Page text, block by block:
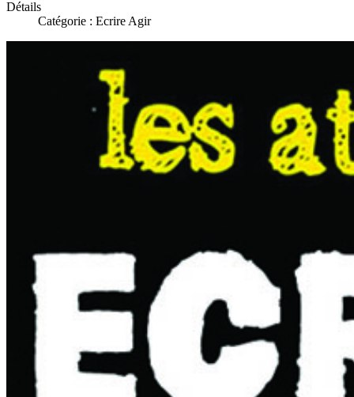
Détails
Catégorie : Ecrire Agir